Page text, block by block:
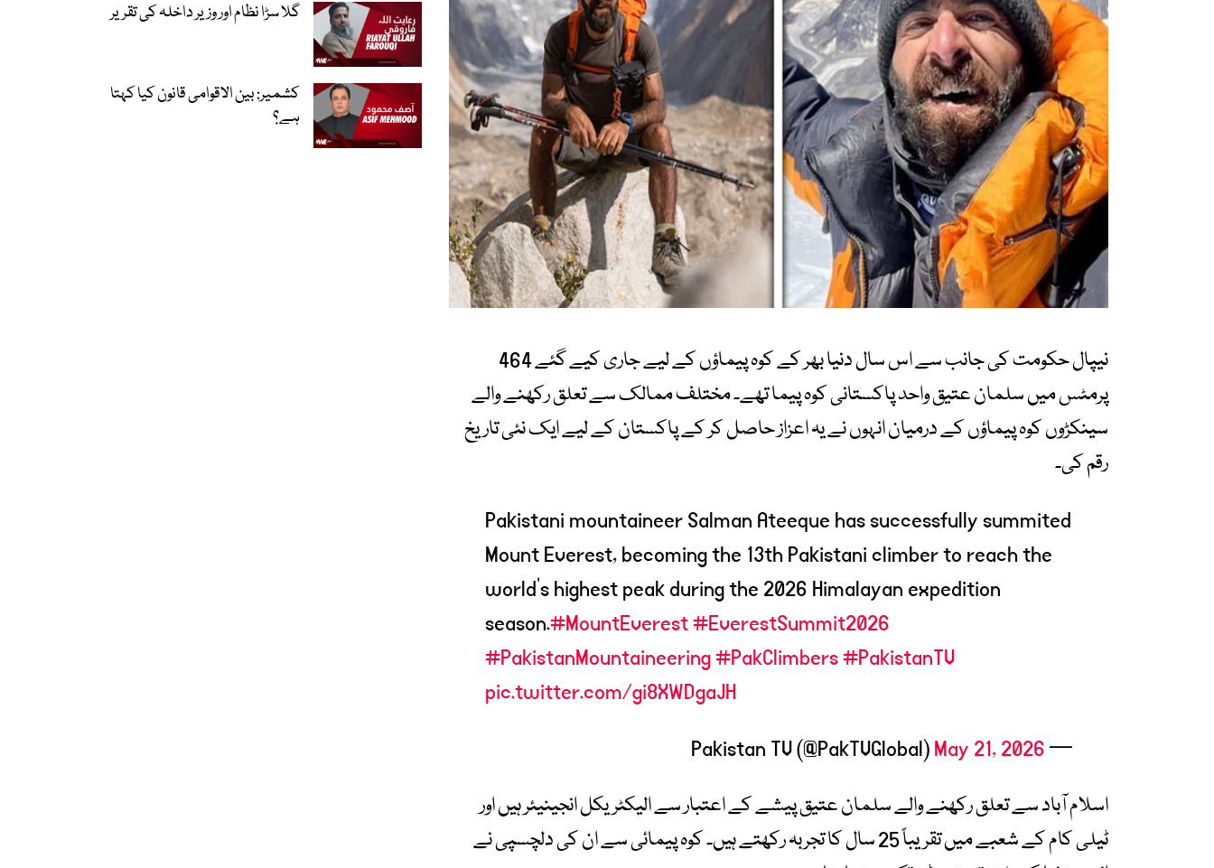
نیپال حکومت کی جانب سے اس سال دنیا بھر کے کوہ پیماؤں کے لیے جاری کیے گئے 464
پرمٹس میں سلمان عتیق واحد پاکستانی کوہ پیما تھے۔ مختلف ممالک سے تعلق رکھنے والے
سینکڑوں کوہ پیماؤں کے درمیان انہوں نے یہ اعزاز حاصل کر کے پاکستان کے لیے ایک نئی تاریخ
رقم کی۔
Pakistani mountaineer Salman Ateeque has successfully summited
Mount Everest, becoming the 13th Pakistani climber to reach the
world’s highest peak during the 2026 Himalayan expedition
season.#MountEverest#EverestSummit2026
#PakistanMountaineering#PakClimbers#PakistanTV
pic.twitter.com/gi8XWDgaJH
— Pakistan TV (@PakTVGlobal)
May 21, 2026
اسلام آباد سے تعلق رکھنے والے سلمان عتیق پیشے کے اعتبار سے الیکٹریکل انجینیئر ہیں اور
ٹیلی کام کے شعبے میں تقریباً 25 سال کا تجربہ رکھتے ہیں۔ کوہ پیمائی سے ان کی دلچسپی نے
گلا سڑا نظام اور وزیر داخلہ کی تقریر
کشمیر: بین الاقوامی قانون کیا کہتا
ہے؟